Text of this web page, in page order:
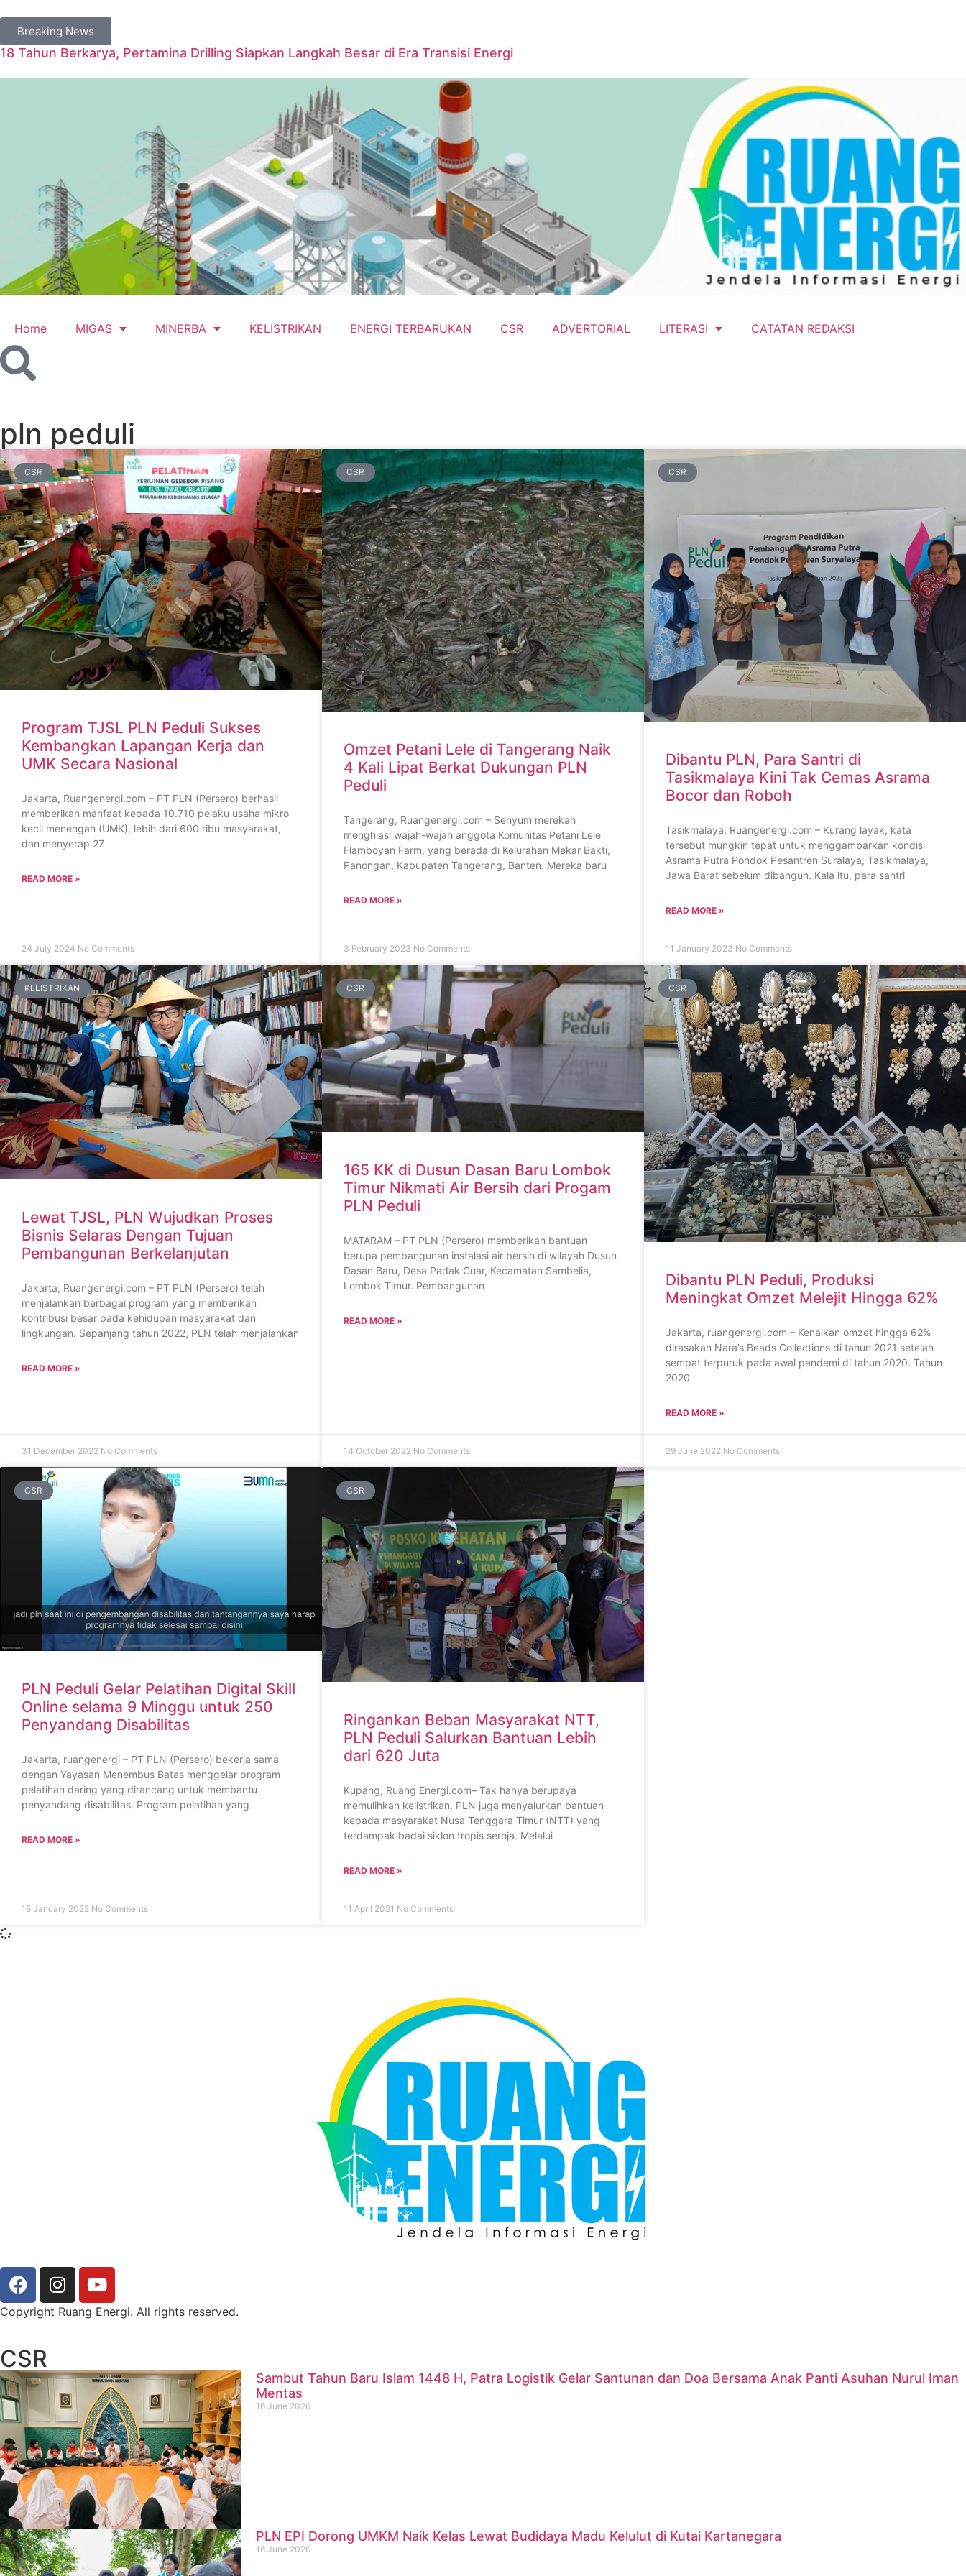
Breaking News
18 Tahun Berkarya, Pertamina Drilling Siapkan Langkah Besar di Era Transisi Energi
Home MIGAS MINERBA KELISTRIKAN ENERGI TERBARUKAN CSR ADVERTORIAL LITERASI CATATAN REDAKSI
pln peduli
CSR
Program TJSL PLN Peduli Sukses
Kembangkan Lapangan Kerja dan
UMK Secara Nasional
Jakarta, Ruangenergi.com – PT PLN (Persero) berhasil
memberikan manfaat kepada 10.710 pelaku usaha mikro
kecil menengah (UMK), lebih dari 600 ribu masyarakat,
dan menyerap 27
READ MORE »
24 July 2024 No Comments
CSR
Omzet Petani Lele di Tangerang Naik
4 Kali Lipat Berkat Dukungan PLN
Peduli
Tangerang, Ruangenergi.com – Senyum merekah
menghiasi wajah-wajah anggota Komunitas Petani Lele
Flamboyan Farm, yang berada di Kelurahan Mekar Bakti,
Panongan, Kabupaten Tangerang, Banten. Mereka baru
READ MORE »
3 February 2023 No Comments
CSR
Dibantu PLN, Para Santri di
Tasikmalaya Kini Tak Cemas Asrama
Bocor dan Roboh
Tasikmalaya, Ruangenergi.com – Kurang layak, kata
tersebut mungkin tepat untuk menggambarkan kondisi
Asrama Putra Pondok Pesantren Suralaya, Tasikmalaya,
Jawa Barat sebelum dibangun. Kala itu, para santri
READ MORE »
11 January 2023 No Comments
KELISTRIKAN
Lewat TJSL, PLN Wujudkan Proses
Bisnis Selaras Dengan Tujuan
Pembangunan Berkelanjutan
Jakarta, Ruangenergi.com – PT PLN (Persero) telah
menjalankan berbagai program yang memberikan
kontribusi besar pada kehidupan masyarakat dan
lingkungan. Sepanjang tahun 2022, PLN telah menjalankan
READ MORE »
31 December 2022 No Comments
CSR
165 KK di Dusun Dasan Baru Lombok
Timur Nikmati Air Bersih dari Progam
PLN Peduli
MATARAM – PT PLN (Persero) memberikan bantuan
berupa pembangunan instalasi air bersih di wilayah Dusun
Dasan Baru, Desa Padak Guar, Kecamatan Sambelia,
Lombok Timur. Pembangunan
READ MORE »
14 October 2022 No Comments
CSR
Dibantu PLN Peduli, Produksi
Meningkat Omzet Melejit Hingga 62%
Jakarta, ruangenergi.com – Kenaikan omzet hingga 62%
dirasakan Nara’s Beads Collections di tahun 2021 setelah
sempat terpuruk pada awal pandemi di tahun 2020. Tahun
2020
READ MORE »
29 June 2022 No Comments
CSR
PLN Peduli Gelar Pelatihan Digital Skill
Online selama 9 Minggu untuk 250
Penyandang Disabilitas
Jakarta, ruangenergi – PT PLN (Persero) bekerja sama
dengan Yayasan Menembus Batas menggelar program
pelatihan daring yang dirancang untuk membantu
penyandang disabilitas. Program pelatihan yang
READ MORE »
15 January 2022 No Comments
CSR
Ringankan Beban Masyarakat NTT,
PLN Peduli Salurkan Bantuan Lebih
dari 620 Juta
Kupang, Ruang Energi.com– Tak hanya berupaya
memulihkan kelistrikan, PLN juga menyalurkan bantuan
kepada masyarakat Nusa Tenggara Timur (NTT) yang
terdampak badai siklon tropis seroja. Melalui
READ MORE »
11 April 2021 No Comments
Copyright Ruang Energi. All rights reserved.
CSR
Sambut Tahun Baru Islam 1448 H, Patra Logistik Gelar Santunan dan Doa Bersama Anak Panti Asuhan Nurul Iman
Mentas
16 June 2026
PLN EPI Dorong UMKM Naik Kelas Lewat Budidaya Madu Kelulut di Kutai Kartanegara
16 June 2026